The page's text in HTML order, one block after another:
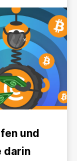
und
darin